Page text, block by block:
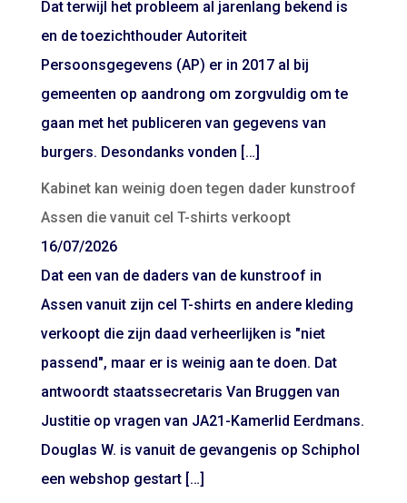
Dat terwijl het probleem al jarenlang bekend is
en de toezichthouder Autoriteit
Persoonsgegevens (AP) er in 2017 al bij
gemeenten op aandrong om zorgvuldig om te
gaan met het publiceren van gegevens van
burgers. Desondanks vonden […]
Kabinet kan weinig doen tegen dader kunstroof
Assen die vanuit cel T-shirts verkoopt
16/07/2026
Dat een van de daders van de kunstroof in
Assen vanuit zijn cel T-shirts en andere kleding
verkoopt die zijn daad verheerlijken is "niet
passend", maar er is weinig aan te doen. Dat
antwoordt staatssecretaris Van Bruggen van
Justitie op vragen van JA21-Kamerlid Eerdmans.
Douglas W. is vanuit de gevangenis op Schiphol
een webshop gestart […]